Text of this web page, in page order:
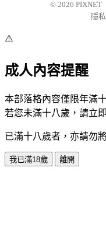
© 2026 PIXNET
隱
⚠️
成人內容提醒
本部落格內容僅限年滿
若您未滿十八歲，請立
已滿十八歲者，亦請勿
我已滿18歲 離開